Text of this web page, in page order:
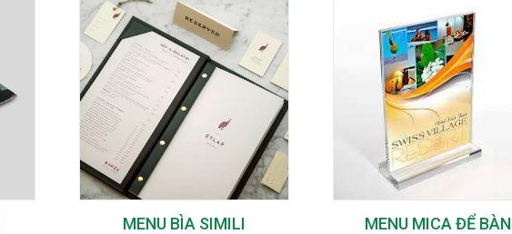
MENU BÌA SIMILI MENU MICA ĐỂ BÀN